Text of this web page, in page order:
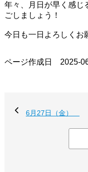
年々、月日が早く感じ
ごしましょう！
今日も一日よろしくお
ページ作成日 2025-
6月27日（金）